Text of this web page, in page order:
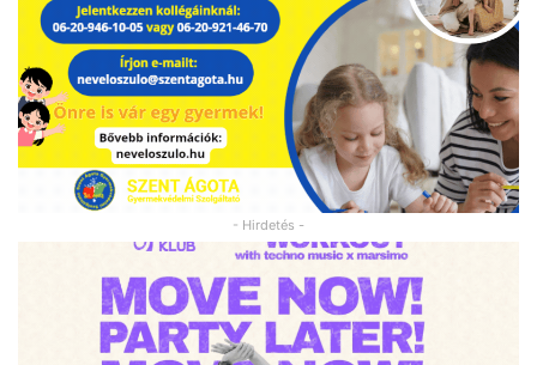
- Hirdetés -